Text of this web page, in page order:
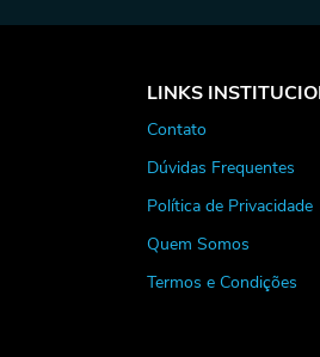
LINKS
Contato
Dúvidas Frequentes
Política de Privacidade
Quem Somos
Termos e Condições